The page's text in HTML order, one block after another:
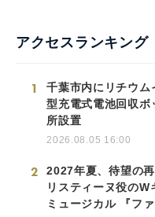
アクセスランキング
1
千葉市内にリチウ
型充電式電池回収ボ
所設置
2026.08.05 16:00
2
2027年夏、待望の
リスティーヌ役のW
ミュージカル 『ファ